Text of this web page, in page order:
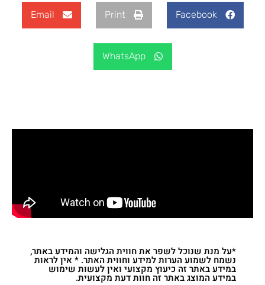
Facebook
Print
Email
WhatsApp
*על מנת שנוכל לשפר את חווית הגלישה והמידע באתר,
נשמח לשמוע הערות למידע וחווית האתר. * אין לראות
במידע באתר זה כיעוץ מקצועי ואין לעשות שימוש
במידע המוצג באתר זה חוות דעת מקצועית.